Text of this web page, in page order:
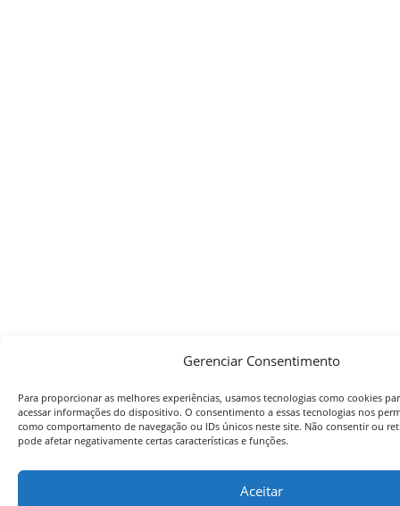
Gerenciar Consentimento
Para proporcionar as melhores experiências, usamos tecnologias como cookies
acessar informações do dispositivo. O consentimento a essas tecnologias nos
como comportamento de navegação ou IDs únicos neste site. Não consentir ou
pode afetar negativamente certas características e funções.
Aceitar